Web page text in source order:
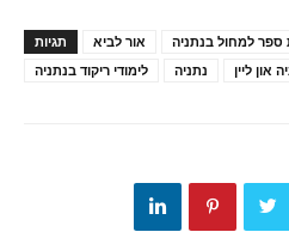
תגיות אור לביא ספר למחול בנתניה
לימודי ריקוד בנתניה
נתניה און ליין